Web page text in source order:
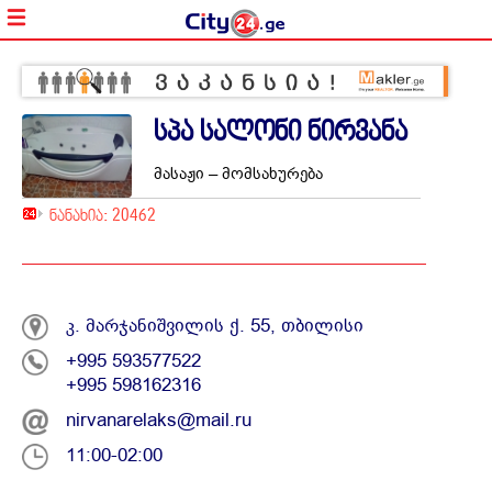
სპა სალონი ნირვანა
მასაჟი – მომსახურება
ნანახია: 20462
კ. მარჯანიშვილის ქ. 55, თბილისი
+995 593577522
+995 598162316
nirvanarelaks@mail.ru
11:00-02:00